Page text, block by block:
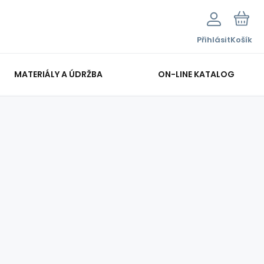
PřihlásitKošík
MATERIÁLY A ÚDRŽBA ON-LINE KATALOG